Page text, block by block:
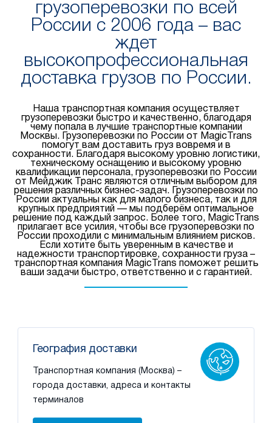
грузоперевозки по всей
России с 2006 года – вас
ждет
высокопрофессиональная
доставка грузов по России.
Наша транспортная компания осуществляет
грузоперевозки быстро и качественно, благодаря
чему попала в лучшие транспортные компании
Москвы. Грузоперевозки по России от MagicTrans
помогут вам доставить груз вовремя и в
сохранности. Благодаря высокому уровню логистики,
техническому оснащению и высокому уровню
квалификации персонала, грузоперевозки по России
от Мейджик Транс являются отличным выбором для
решения различных бизнес-задач. Грузоперевозки по
России актуальны как для малого бизнеса, так и для
крупных предприятий — мы подберём оптимальное
решение под каждый запрос. Более того, MagicTrans
прилагает все усилия, чтобы все грузоперевозки по
России проходили с минимальным влиянием рисков.
Если хотите быть уверенным в качестве и
надежности транспортировке, сохранности груза –
транспортная компания MagicTrans поможет решить
ваши задачи быстро, ответственно и с гарантией.
География доставки
Транспортная компания (Москва) –
города доставки, адреса и контакты
терминалов